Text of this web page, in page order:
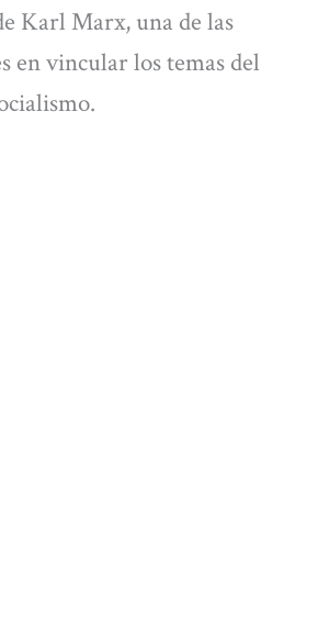
Karl Marx, una de las
en vincular los temas del